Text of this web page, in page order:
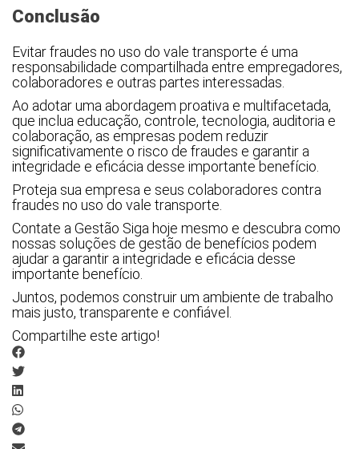
Conclusão
Evitar fraudes no uso do vale transporte é uma
responsabilidade compartilhada entre empregadores,
colaboradores e outras partes interessadas.
Ao adotar uma abordagem proativa e multifacetada,
que inclua educação, controle, tecnologia, auditoria e
colaboração, as empresas podem reduzir
significativamente o risco de fraudes e garantir a
integridade e eficácia desse importante benefício.
Proteja sua empresa e seus colaboradores contra
fraudes no uso do vale transporte.
Contate a Gestão Siga hoje mesmo e descubra como
nossas soluções de gestão de benefícios podem
ajudar a garantir a integridade e eficácia desse
importante benefício.
Juntos, podemos construir um ambiente de trabalho
mais justo, transparente e confiável.
Compartilhe este artigo!